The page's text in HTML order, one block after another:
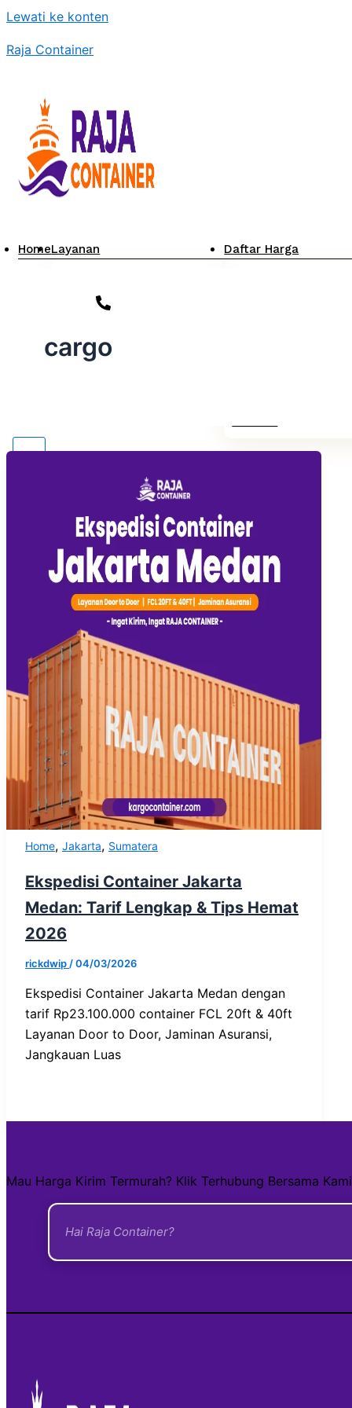
Lewati ke konten
Raja Container
HomeLayanan
Feet & 40 Feet)
Container Flat Rack
Daftar Harga
+62 812-3300-0364
cargo
Home, Jakarta, Sumatera
Ekspedisi Container Jakarta
Medan: Tarif Lengkap & Tips Hemat
2026
rickdwip /04/03/2026
Ekspedisi Container Jakarta Medan dengan
tarif Rp23.100.000 container FCL 20ft & 40ft
Layanan Door to Door, Jaminan Asuransi,
Jangkauan Luas
Mau Harga Kirim Termurah? Klik Terhubung Bersama Kami